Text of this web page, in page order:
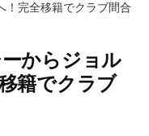
！完全移籍でクラブ間合
からジョル
籍でクラブ